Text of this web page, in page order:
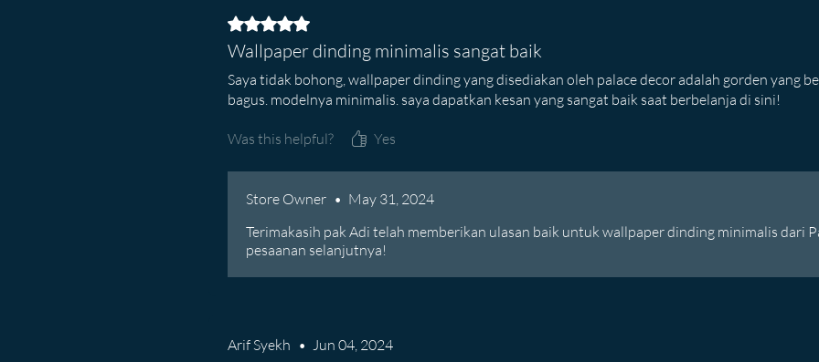
Rated 5 out of 5 stars.
Wallpaper dinding minimalis sangat baik
Saya tidak bohong, wallpaper dinding yang disediakan oleh palace decor adalah gorden yang
bagus. modelnya minimalis. saya dapatkan kesan yang sangat baik saat berbelanja di sini!
Was this helpful? Yes
Store Owner • May 31, 2024
Terimakasih pak Adi telah memberikan ulasan baik untuk wallpaper dinding minimalis dari
pesaanan selanjutnya!
Arif Syekh • Jun 04, 2024